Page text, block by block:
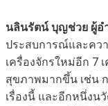
นลินรัตน์ บุญช่วย ผู้อ
ประสบการณ์และคว
เครื่องจักรใหม่อีก
สุขภาพมากขึ้น เช่น
เรื่องนี้ และอีกหนึ่งน